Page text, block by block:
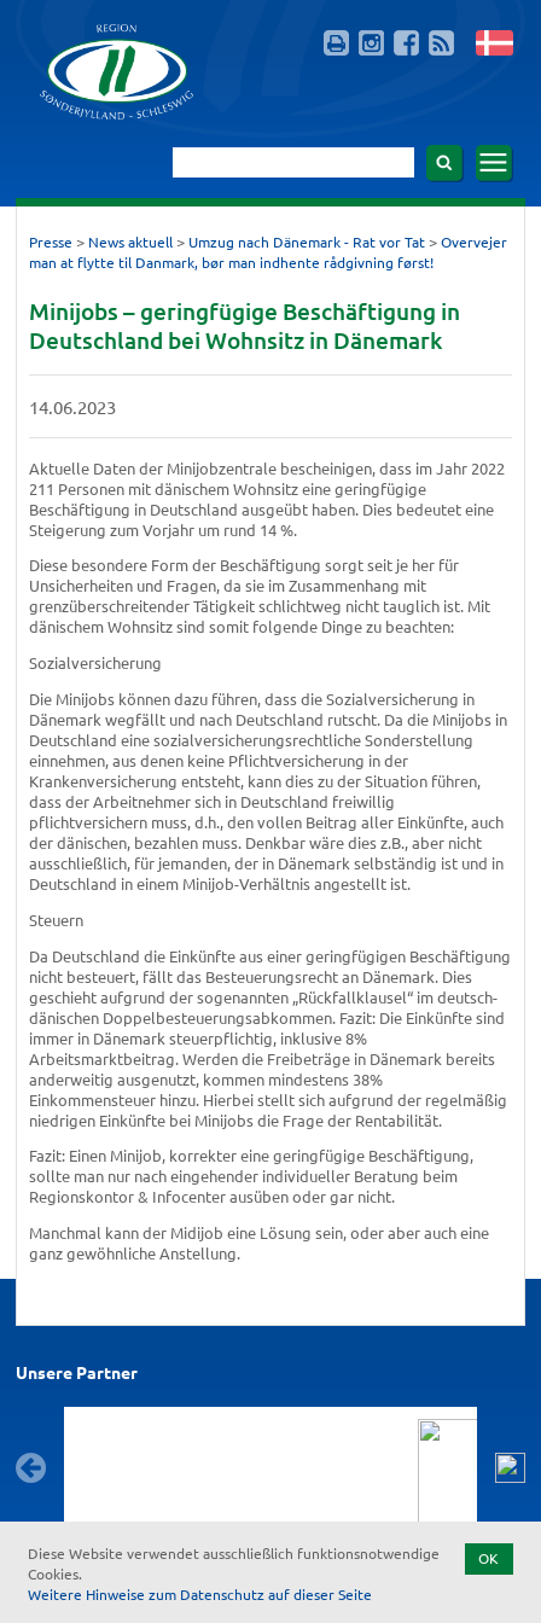
Presse > News aktuell > Umzug nach Dänemark - Rat vor Tat > Overvejer
man at flytte til Danmark, bør man indhente rådgivning først!
Minijobs – geringfügige Beschäftigung in
Deutschland bei Wohnsitz in Dänemark
14.06.2023
Aktuelle Daten der Minijobzentrale bescheinigen, dass im Jahr 2022
211 Personen mit dänischem Wohnsitz eine geringfügige
Beschäftigung in Deutschland ausgeübt haben. Dies bedeutet eine
Steigerung zum Vorjahr um rund 14 %.
Diese besondere Form der Beschäftigung sorgt seit je her für
Unsicherheiten und Fragen, da sie im Zusammenhang mit
grenzüberschreitender Tätigkeit schlichtweg nicht tauglich ist. Mit
dänischem Wohnsitz sind somit folgende Dinge zu beachten:
Sozialversicherung
Die Minijobs können dazu führen, dass die Sozialversicherung in
Dänemark wegfällt und nach Deutschland rutscht. Da die Minijobs in
Deutschland eine sozialversicherungsrechtliche Sonderstellung
einnehmen, aus denen keine Pflichtversicherung in der
Krankenversicherung entsteht, kann dies zu der Situation führen,
dass der Arbeitnehmer sich in Deutschland freiwillig
pflichtversichern muss, d.h., den vollen Beitrag aller Einkünfte, auch
der dänischen, bezahlen muss. Denkbar wäre dies z.B., aber nicht
ausschließlich, für jemanden, der in Dänemark selbständig ist und in
Deutschland in einem Minijob-Verhältnis angestellt ist.
Steuern
Da Deutschland die Einkünfte aus einer geringfügigen Beschäftigung
nicht besteuert, fällt das Besteuerungsrecht an Dänemark. Dies
geschieht aufgrund der sogenannten „Rückfallklausel“ im deutsch-
dänischen Doppelbesteuerungsabkommen. Fazit: Die Einkünfte sind
immer in Dänemark steuerpflichtig, inklusive 8%
Arbeitsmarktbeitrag. Werden die Freibeträge in Dänemark bereits
anderweitig ausgenutzt, kommen mindestens 38%
Einkommensteuer hinzu. Hierbei stellt sich aufgrund der regelmäßig
niedrigen Einkünfte bei Minijobs die Frage der Rentabilität.
Fazit: Einen Minijob, korrekter eine geringfügige Beschäftigung,
sollte man nur nach eingehender individueller Beratung beim
Regionskontor & Infocenter ausüben oder gar nicht.
Manchmal kann der Midijob eine Lösung sein, oder aber auch eine
ganz gewöhnliche Anstellung.
Unsere Partner
Kontakt Feedback zur Barrierefreiheit Datenschutz
OK
Diese Website verwendet ausschließlich funktionsnotwendige
Cookies.
Weitere Hinweise zum Datenschutz auf dieser Seite